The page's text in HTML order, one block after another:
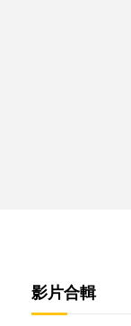
影片合輯